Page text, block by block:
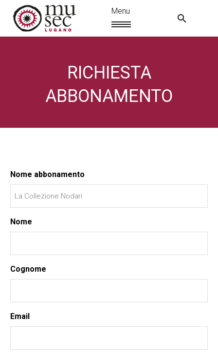
IT
RICHIESTA
ABBONAMENTO
Nome abbonamento
Nome
Cognome
Email